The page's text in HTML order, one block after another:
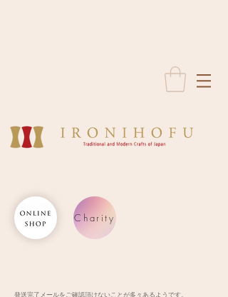
Charity
発送完了メールをご確認頂けないことが多々あるようです。